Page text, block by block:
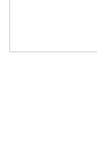
Görüş ve